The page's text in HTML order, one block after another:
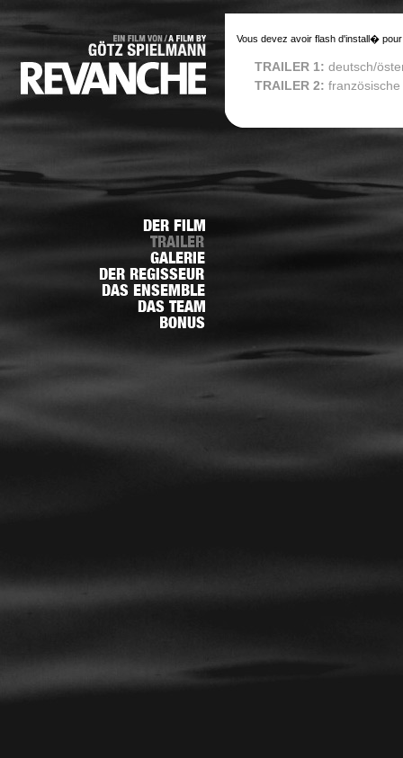
Vous devez avoir flash d'install�
TRAILER 1: deutsch/
TRAILER 2: französische